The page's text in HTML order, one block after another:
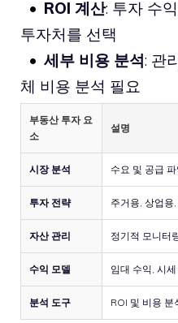
ROI 계산: 투자 수
투자처를 선택
세부 비용 분석: 관
체 비용 분석 필요
부동산 투자 요
소
설명
시장 분석 수요 및 공급
투자 전략 주거용, 상업용
자산 관리 정기적 모니터
수익 모델 임대 수익, 시
분석 도구 ROI 및 비용 분